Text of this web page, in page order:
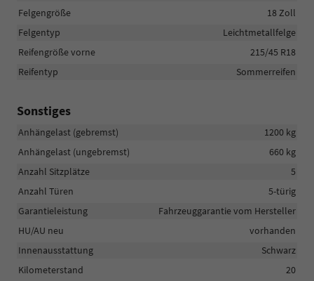
Felgengröße
18 Zoll
Felgentyp
Leichtmetallfelge
Reifengröße vorne
215/45 R18
Reifentyp
Sommerreifen
Sonstiges
Anhängelast (gebremst)
1200 kg
Anhängelast (ungebremst)
660 kg
Anzahl Sitzplätze
5
Anzahl Türen
5-türig
Garantieleistung
Fahrzeuggarantie vom Hersteller
HU/AU neu
vorhanden
Innenausstattung
Schwarz
Kilometerstand
20